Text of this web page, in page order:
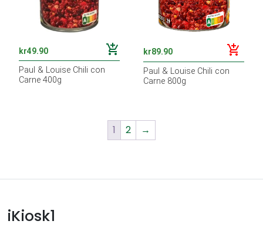
kr49.90 add_shopping_cart
Paul & Louise Chili con
Carne 400g
kr89.90 add_shopping_cart
Paul & Louise Chili con
Carne 800g
1 2 →
iKiosk1